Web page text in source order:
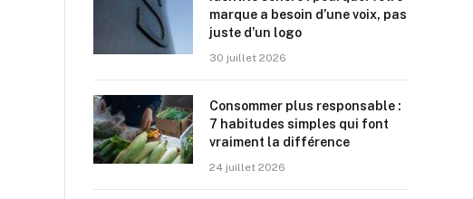
marque a besoin d’une voix, pas
juste d’un logo
30 juillet 2026
Consommer plus responsable :
7 habitudes simples qui font
vraiment la différence
24 juillet 2026